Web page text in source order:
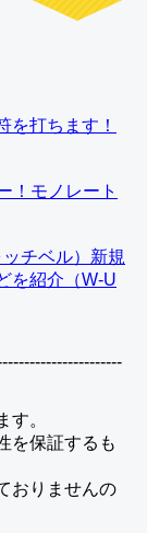
を打ちます！
！モノレート
チベル）新規
を紹介（W-U
。
を保証するも
おりませんの